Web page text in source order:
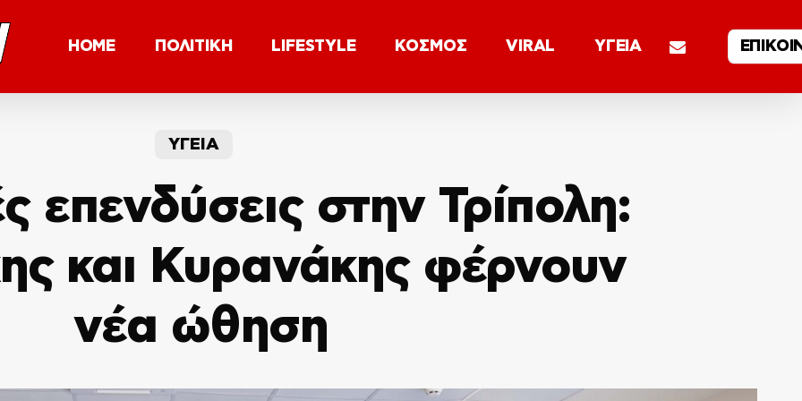
HOME ΠΟΛΙΤΙΚΗ LIFESTYLE ΚΟΣΜΟΣ VIRAL ΥΓΕΙΑ email
ΥΓΕΙΑ
επενδύσεις στην Τρίπολη:
και Κυρανάκης φέρνουν
νέα ώθηση